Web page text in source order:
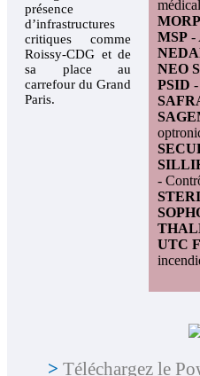
présence
d’infrastructures
critiques comme
Roissy-CDG et de
sa place au
carrefour du Grand
Paris.
MSP -
NEO
PSID
-
UTC
> Téléchargez le